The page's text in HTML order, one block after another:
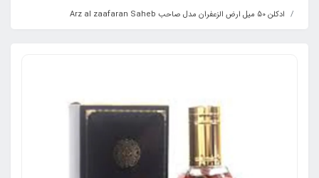
ادکلن 50 میل ارض الزعفران مدل صاحب Arz al zaafaran Saheb